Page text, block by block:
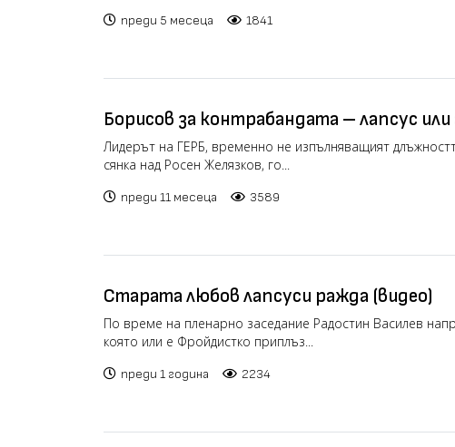
преди 5 месеца 1841
Борисов за контрабандата – лапсус
Фройд (видео)
Лидерът на ГЕРБ, временно не изпълняващият
сянка над Росен Желязков, го...
преди 11 месеца 3589
Старата любов лапсуси ражда (видео)
По време на пленарно заседание Радостин Василев
която или е Фройдистко приплъз...
преди 1 година 2234